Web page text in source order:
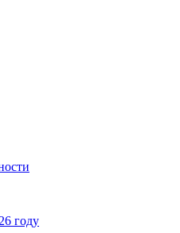
году